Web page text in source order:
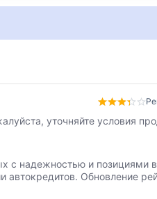
уточняйте условия
с надежностью и позициями
Обновление